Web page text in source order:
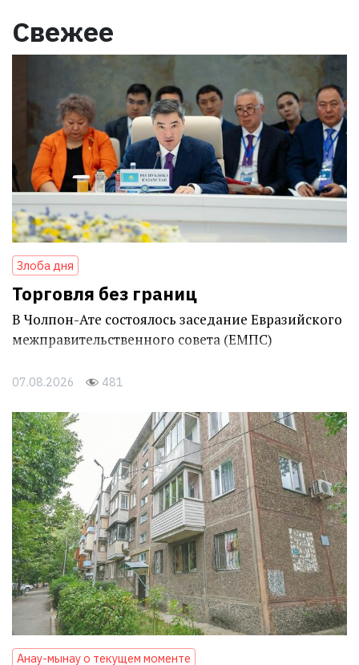
Свежее
Злоба дня
Торговля без границ
В Чолпон-Ате состоялось заседание Евразийского
межправительственного совета (ЕМПС)
07.08.2026 481
Анау-мынау о текущем моменте